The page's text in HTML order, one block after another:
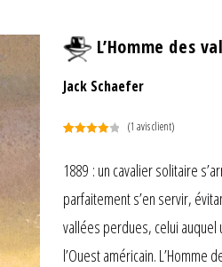
L’Homme des
Jack Schaefer
basé
sur
notation
client
(1 avis client)
1889 : un cavalier solitaire
parfaitement s’en servir,
vallées perdues, celui auquel
l’Ouest américain.